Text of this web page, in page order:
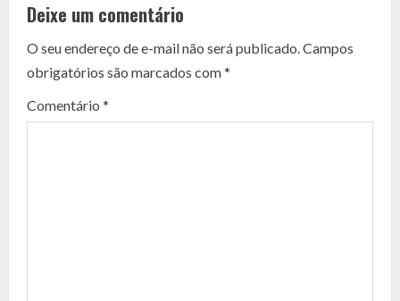
n
t
i
Deixe um comentário
O seu endereço de e-mail não será publicado.Campos
obrigatórios são marcados com*
Comentário *